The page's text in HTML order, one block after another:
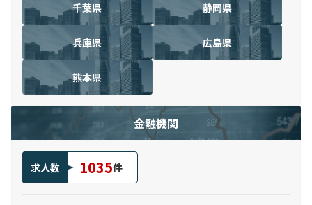
千葉県 静岡県
兵庫県 広島県
熊本県
金融機関
求人数 1035件